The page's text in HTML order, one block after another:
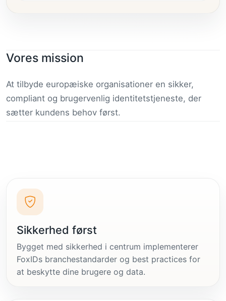
Vores mission
At tilbyde europæiske organisationer en sikker,
compliant og brugervenlig identitetstjeneste, der
sætter kundens behov først.
Sikkerhed først
Bygget med sikkerhed i centrum implementerer
FoxIDs branchestandarder og best practices for
at beskytte dine brugere og data.